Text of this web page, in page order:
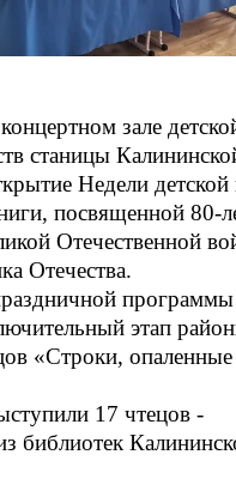
зале
станицы
Недели детской
посвященной 80-
Отечественной
Отечества.
этап
«Строки, опаленные
17 чтецов -
библиотек